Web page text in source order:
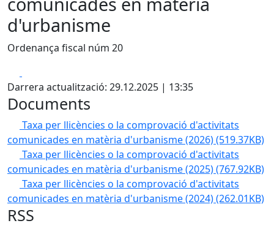
d'urbanisme
Ordenança fiscal núm 20
Darrera actualització: 29.12.2025 | 13:35
Documents
Taxa per llicències o la comprovació d'activitats
comunicades en matèria d'urbanisme (2026)(519.37KB)
Taxa per llicències o la comprovació d'activitats
comunicades en matèria d'urbanisme (2025)(767.92KB)
Taxa per llicències o la comprovació d'activitats
comunicades en matèria d'urbanisme (2024)(262.01KB)
RSS